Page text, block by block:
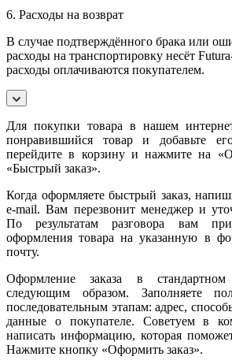
6. Расходы на возврат
В случае подтверждённого брака или
расходы на транспортировку несёт
расходы оплачиваются покупателем.
Для покупки товара в нашем
понравившийся товар и добавьте
перейдите в корзину и нажмите на
«Быстрый заказ».
Когда оформляете быстрый заказ,
e-mail. Вам перезвонит менеджер и
По результатам разговора вам
оформления товара на указанную в
почту.
Оформление заказа в
следующим образом. Заполняете
последовательным этапам: адрес,
данные о покупателе. Советуем в
написать информацию, которая
Нажмите кнопку «Оформить заказ».